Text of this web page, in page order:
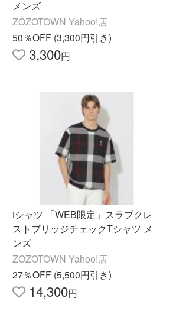
メンズ
ZOZOTOWN Yahoo!店
50％OFF (3,300円引き)
3,300円
tシャツ 「WEB限定」スラブクレ
ストブリッジチェックTシャツ メ
ンズ
ZOZOTOWN Yahoo!店
27％OFF (5,500円引き)
14,300円